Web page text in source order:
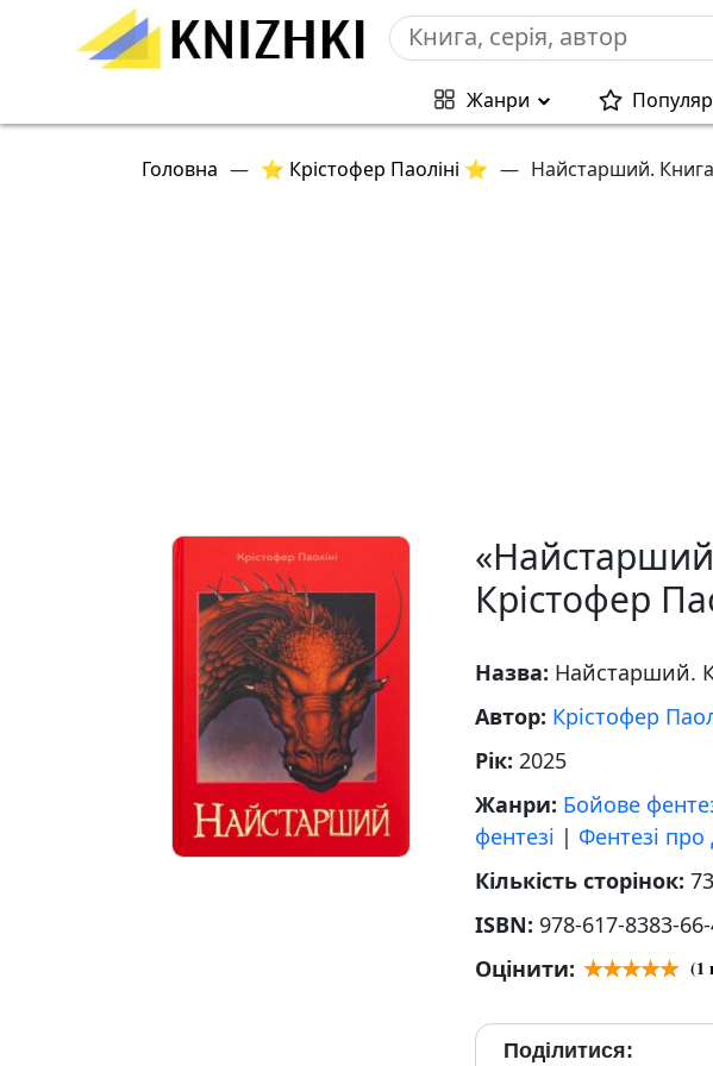
Жанри
Головна — ⭐ Крістофер Паоліні ⭐ — Найстарший.
Крістофер
Назва: Найстарший.
Автор: Крістофер
Рік: 2025
Жанри: Бойове
фентезі | Фентезі про
Кількість сторінок:
ISBN: 978-617-8383-
Оцінити:
(1
Поділитися: